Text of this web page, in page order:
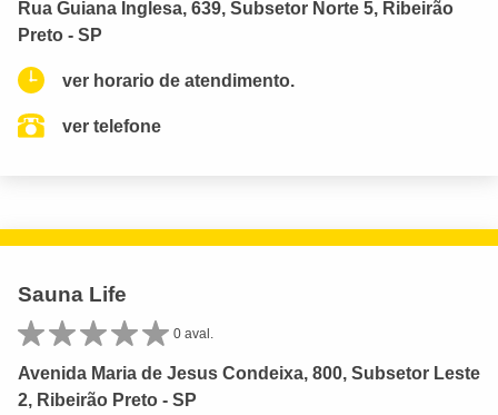
Rua Guiana Inglesa, 639, Subsetor Norte 5, Ribeirão
Preto - SP
ver horario de atendimento.
ver telefone
Sauna Life
0 aval.
Avenida Maria de Jesus Condeixa, 800, Subsetor Leste
2, Ribeirão Preto - SP